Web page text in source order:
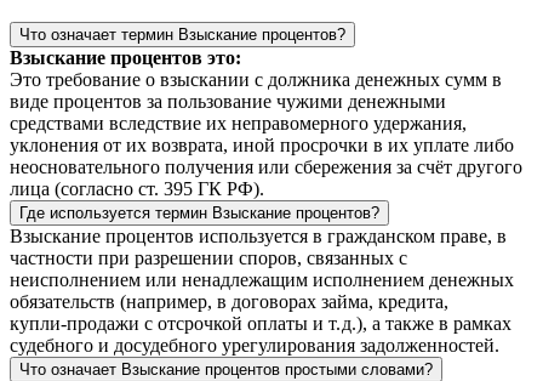
Что означает термин Взыскание процентов?
Взыскание процентов это:
Это требование о взыскании с должника денежных сумм в
виде процентов за пользование чужими денежными
средствами вследствие их неправомерного удержания,
уклонения от их возврата, иной просрочки в их уплате либо
неосновательного получения или сбережения за счёт другого
лица (согласно ст. 395 ГК РФ).
Где используется термин Взыскание процентов?
Взыскание процентов используется в гражданском праве, в
частности при разрешении споров, связанных с
неисполнением или ненадлежащим исполнением денежных
обязательств (например, в договорах займа, кредита,
купли‑продажи с отсрочкой оплаты и т. д.), а также в рамках
судебного и досудебного урегулирования задолженностей.
Что означает Взыскание процентов простыми словами?